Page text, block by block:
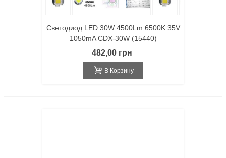
Светодиод LED 30W 4500Lm 6500K 35V
1050mA CDX-30W (15440)
482,00 грн
В Корзину